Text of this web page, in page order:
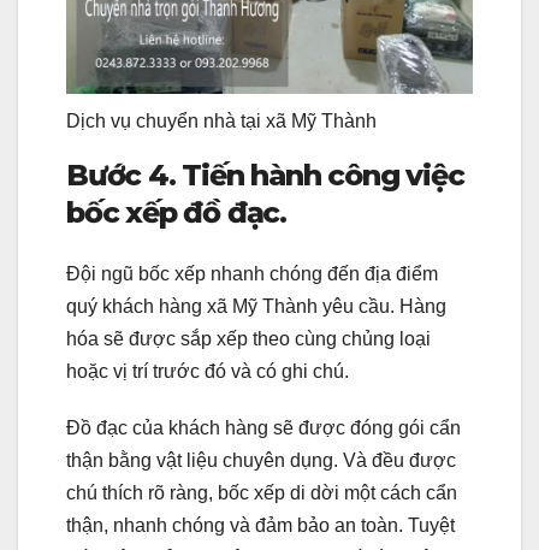
Dịch vụ chuyển nhà tại xã Mỹ Thành
Bước 4. Tiến hành công việc
bốc xếp đồ đạc.
Đội ngũ bốc xếp nhanh chóng đến địa điểm
quý khách hàng xã Mỹ Thành yêu cầu. Hàng
hóa sẽ được sắp xếp theo cùng chủng loại
hoặc vị trí trước đó và có ghi chú.
Đồ đạc của khách hàng sẽ được đóng gói cẩn
thận bằng vật liệu chuyên dụng. Và đều được
chú thích rõ ràng, bốc xếp di dời một cách cẩn
thận, nhanh chóng và đảm bảo an toàn. Tuyệt